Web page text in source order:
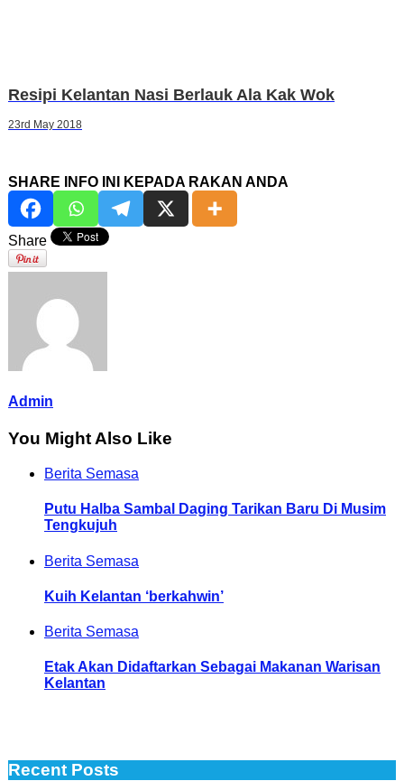
Resipi Kelantan Nasi Berlauk Ala Kak Wok
23rd May 2018
SHARE INFO INI KEPADA RAKAN ANDA
Share
Admin
You Might Also Like
Berita Semasa
Putu Halba Sambal Daging Tarikan Baru Di Musim
Tengkujuh
Berita Semasa
Kuih Kelantan ‘berkahwin’
Berita Semasa
Etak Akan Didaftarkan Sebagai Makanan Warisan
Kelantan
Recent Posts